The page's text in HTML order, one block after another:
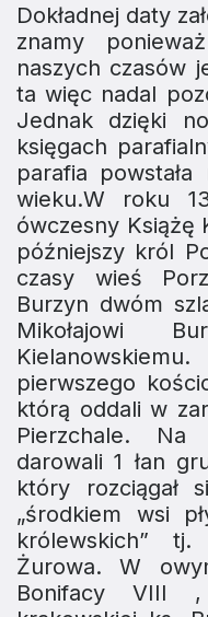
Dokładnej daty
znamy
naszych czasów
ta więc nadal
Jednak dzięki
księgach
parafia
wieku.W roku
ówczesny Książę
późniejszy król
czasy wieś
Burzyn dwóm
Mikołajowi
pierwszego
którą oddali w
Pierzchale. Na
darowali 1 łan
który rozciągał
„środkiem wsi
królewskich”
Żurowa. W
Bonifacy VIII